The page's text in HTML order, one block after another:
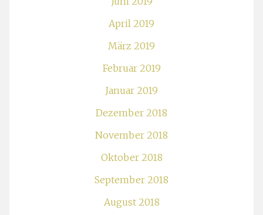
April 2019
März 2019
Februar 2019
Januar 2019
Dezember 2018
November 2018
Oktober 2018
September 2018
August 2018